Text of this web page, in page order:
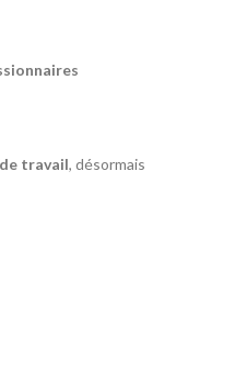
travail, désormais